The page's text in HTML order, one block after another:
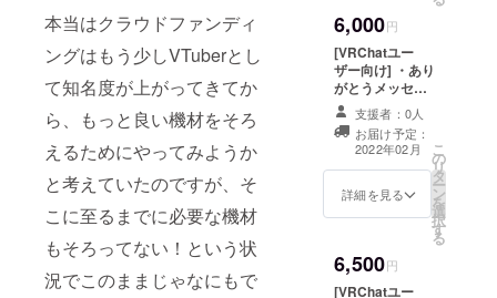
本当はクラウドファンディ
ングはもう少しVTuberとし
て知名度が上がってきてか
ら、もっと良い機材をそろ
えるためにやってみようか
と考えていたのですが、そ
こに至るまでに必要な機材
もそろってない！という状
況でこのままじゃなにもで
ショーケース 入
場チケット (概要
欄にVRChat
ユーザーIDをご
記入ください。)
名前をご記入く
ださい。) ・フル
トラデビュー
ショーケース
アーカイブ映像
・VRChat用 海
夏青クラファン
支援者缶バッチ
FBX ・VRChat
用 ショートエ
モート 5種 ・
VRChat用 フル
ショーケース 入
場チケット (概要
欄にVRChat
6,000円
[VRChatユー
ザー向け] ・あり
がとうメッセー
ジ(テキスト) ・
ありがとうメッ
セージ(ムー
ビー) ・フルトラ
デビューショー
ケース エンディ
記載 (備考欄に記
名前をご記入く
ださい。) ・フル
支援者：0人
お届け予定：
2022年02月
詳細を見る
こ
の
リ
タ
ー
ン
を
選
択
す
る
6,500円
[VRChatユー